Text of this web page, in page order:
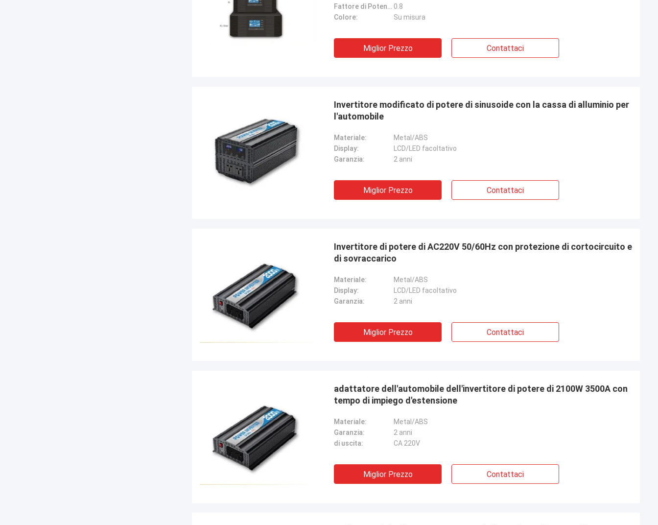
Fattore di Potenza: 0.8
Colore:
Su misura
Miglior Prezzo Contattaci
Invertitore modificato di potere di sinusoide con la cassa di alluminio per
l'automobile
Materiale:
Metal/ABS
Display:
LCD/LED facoltativo
Garanzia:
2 anni
Miglior Prezzo Contattaci
Invertitore di potere di AC220V 50/60Hz con protezione di cortocircuito e
di sovraccarico
Materiale:
Metal/ABS
Display:
LCD/LED facoltativo
Garanzia:
2 anni
Miglior Prezzo Contattaci
adattatore dell'automobile dell'invertitore di potere di 2100W 3500A con
tempo di impiego d'estensione
Materiale:
Metal/ABS
Garanzia:
2 anni
di uscita:
CA 220V
Miglior Prezzo Contattaci